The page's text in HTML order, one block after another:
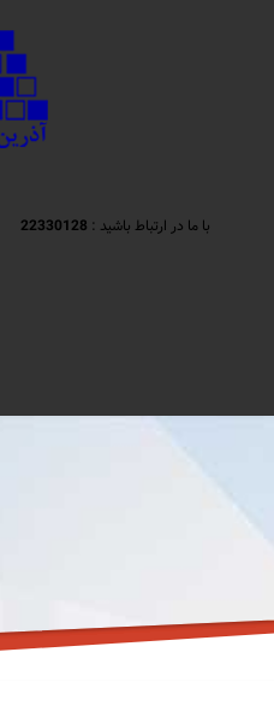
با ما در ارتباط باشید : 22330128
خانه وبلاگ بایگانی از دسته بندی "وبلاگ"